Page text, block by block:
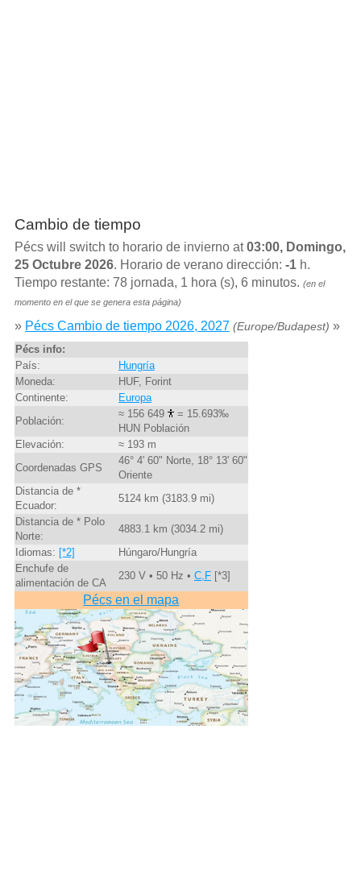
Cambio de tiempo
Pécs will switch to horario de invierno at03:00, Domingo,
25 Octubre 2026. Horario de verano dirección: -1h.
Tiempo restante: 78 jornada, 1 hora (s), 6 minutos. (en el
momento en el que se genera esta página)
» Pécs Cambio de tiempo 2026, 2027 (Europe/Budapest) »
Pécs info:
País:
Hungría
Moneda:
HUF, Forint
Continente:
Europa
Población:
≈ 156 649
= 15.693‰
HUN Población
Elevación:
≈ 193 m
Coordenadas GPS
46° 4' 60" Norte, 18° 13' 60"
Oriente
Distancia de *
Ecuador:
5124 km (3183.9 mi)
Distancia de * Polo
Norte:
4883.1 km (3034.2 mi)
Idiomas: [*2]
Húngaro/Hungría
Enchufe de
alimentación de CA
230 V • 50 Hz • C,F[*3]
Pécs en el mapa